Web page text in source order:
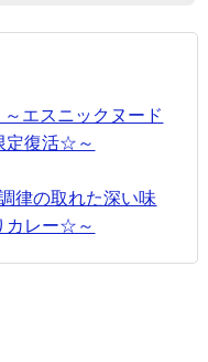
エスニックヌード
定復活☆～
律の取れた深い味
カレー☆～